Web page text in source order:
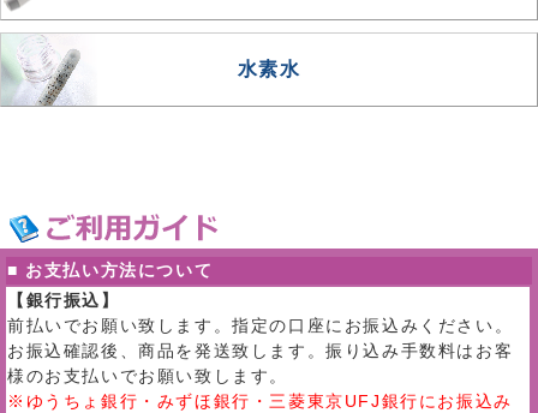
水素水
■ お支払い方法について
【銀行振込】
前払いでお願い致します。指定の口座にお振込みください。
お振込確認後、商品を発送致します。振り込み手数料はお客
様のお支払いでお願い致します。
※ゆうちょ銀行・みずほ銀行・三菱東京UFJ銀行にお振込み